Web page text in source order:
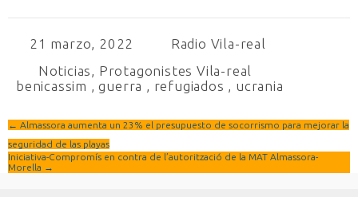
21 marzo, 2022
Radio Vila-real
Noticias
Protagonistes Vila-real
benicassim
,guerra refugiados ucrania
←
Almassora aumenta un 23% el presupuesto de socorrismo para mejorar la
seguridad de las playas
Iniciativa-Compromís en contra de l’autorització de la MAT Almassora-
Morella
→